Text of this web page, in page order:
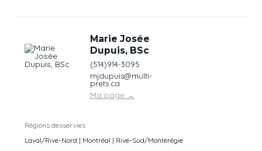
Marie Josée
Dupuis, BSc
(514)914-3095
mjdupuis@multi-
prets.ca
Ma page →
Régions desservies
Laval/Rive-Nord | Montréal | Rive-Sud/Montérégie